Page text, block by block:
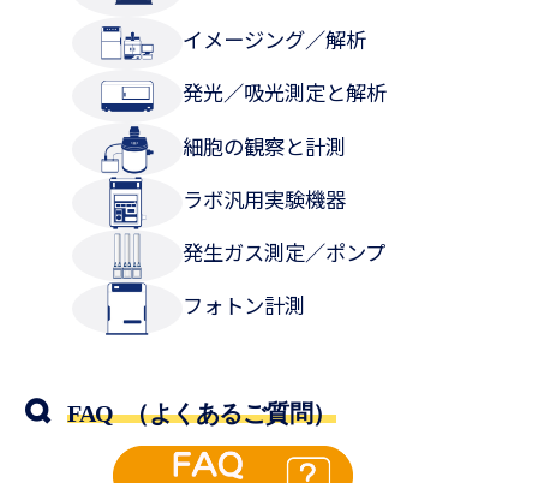
イメージング／解析
発光／吸光測定と解析
細胞の観察と計測
ラボ汎用実験機器
発生ガス測定／ポンプ
フォトン計測
FAQ （よくあるご質問）